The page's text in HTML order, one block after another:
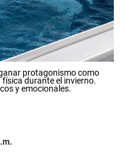
protagonismo como
durante el invierno.
y emocionales.